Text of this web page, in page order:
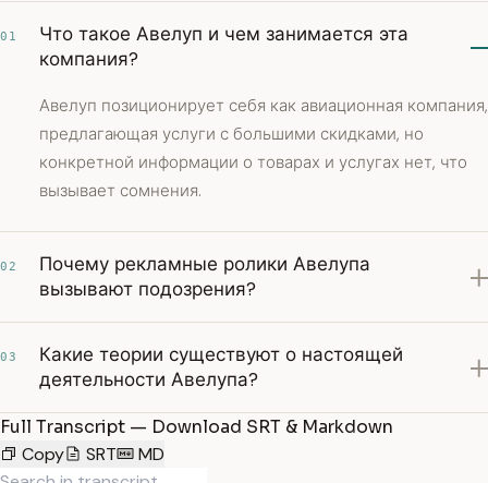
01
Что такое Авелуп и чем занимается эта
компания?
Авелуп позиционирует себя как авиационная компания,
предлагающая услуги с большими скидками, но
конкретной информации о товарах и услугах нет, что
вызывает сомнения.
02
Почему рекламные ролики Авелупа
вызывают подозрения?
03
Какие теории существуют о настоящей
деятельности Авелупа?
Full Transcript — Download SRT & Markdown
Copy
SRT MD